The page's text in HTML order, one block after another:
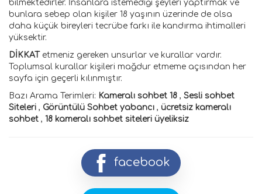
bilmektedirler. İnsanlara istemediği şeyleri yaptırmak ve
bunlara sebep olan kişiler 18 yaşının üzerinde de olsa
daha küçük bireyleri tecrübe farkı ile kandırma ihtimalleri
yüksektir.
DİKKAT etmeniz gereken unsurlar ve kurallar vardır.
Toplumsal kurallar kişileri mağdur etmeme açısından her
sayfa için geçerli kılınmıştır.
Bazı Arama Terimleri: Kameralı sohbet 18 , Sesli sohbet
Siteleri , Görüntülü Sohbet yabancı , ücretsiz kameralı
sohbet , 18 kameralı sohbet siteleri üyeliksiz
facebook